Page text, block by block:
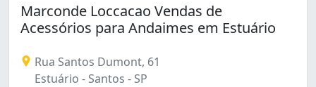
Marconde Loccacao Vendas de
Acessórios para Andaimes em Estuário
Rua Santos Dumont, 61
Estuário - Santos - SP